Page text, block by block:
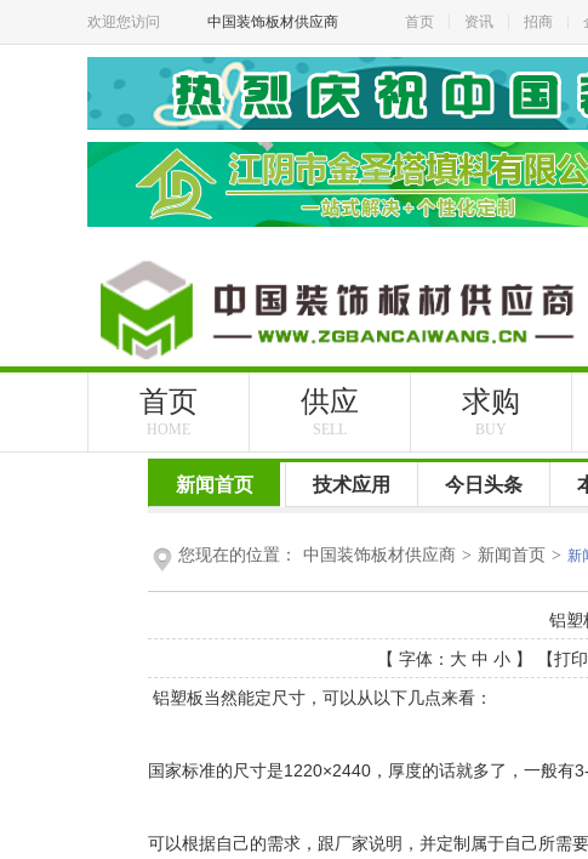
欢迎您访问 中国装饰板材供应商 首页 资讯 招商
首页
HOME
供应
SELL
求购
BUY
新闻首页 技术应用 今日头条
您现在的位置： 中国装饰板材供应商 > 新闻首页 > 新
铝塑
【 字体： 大 中 小 】 【打
铝塑板当然能定尺寸，可以从以下几点来看：
国家标准的尺寸是1220×2440，厚度的话就多了，一般有
可以根据自己的需求，跟厂家说明，并定制属于自己所需要